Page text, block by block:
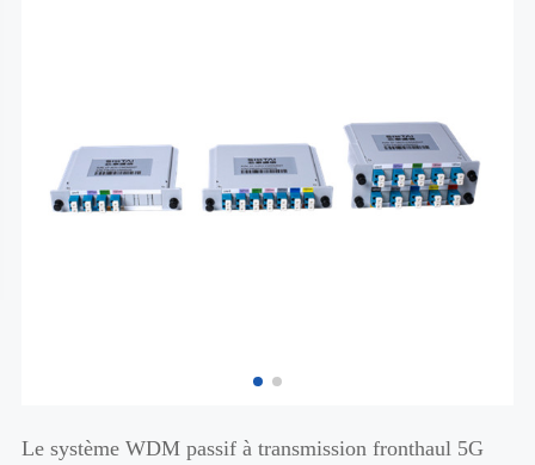
Le système WDM passif à transmission fronthaul 5G